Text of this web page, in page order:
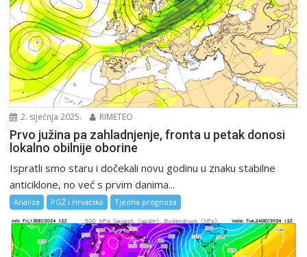
2. siječnja 2025. RIMETEO
Prvo južina pa zahladnjenje, fronta u petak donosi
lokalno obilnije oborine
Ispratli smo staru i dočekali novu godinu u znaku stabilne
anticiklone, no već s prvim danima...
Analiza PGŽ i Hrvatska Tjedna prognoza